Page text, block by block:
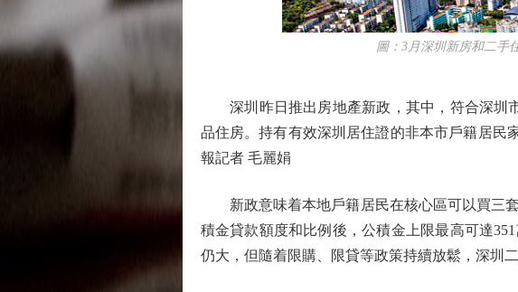
圖：3月深圳新房和二手住
深圳昨日推出房地產新政，其中，符合深圳
品住房。持有有效深圳居住證的非本市戶籍居民
報記者 毛麗娟
新政意味着本地戶籍居民在核心區可以買三套
積金貸款額度和比例後，公積金上限最高可達
仍大，但隨着限購、限貸等政策持續放鬆，深圳